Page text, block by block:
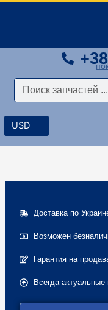
Поиск
Доставка по
Возможен
Гарантия на
Всегда